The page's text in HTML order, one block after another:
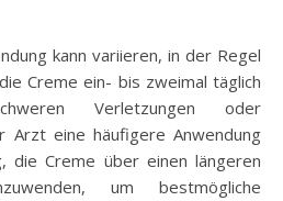
kann variieren, in der Regel
Creme ein- bis zweimal täglich
Verletzungen oder
Arzt eine häufigere Anwendung
die Creme über einen längeren
um bestmögliche